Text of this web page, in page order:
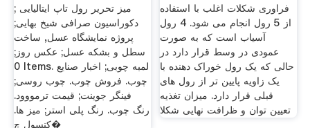
میز تحریر رول تاپ ایتالیایی ;
دکوراسیون صرافی شیخ بهایی;
پروژه نمایشگاه عسل, ساخت
سطل و بشکه عسل; عکس روز;
0 Items. لمبه چوبی; اخبار صنایع
چوب. فروش چوب. چوب روسی;
فینگر جوینت; قیمت ترمووود.
رنگ چوب. رنگ پلی استر; میز ها.
کنسول چ�
فراوری شکلات اغلب با استفاده
از 5 رول انجام می شود. 4 رول
آسیاب است که به صورت
عمودی در ‏وسط قرار دارد در
حالی که یک رول خوراک دهنده با
یک زاویه پایین تر از رول های
قبلی قرار دارد. ‏میزان تغذیه
تعیین توان و ظرافت نهایی شکلا